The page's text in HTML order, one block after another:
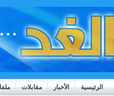
الرئيسية الأخبار مقابلات